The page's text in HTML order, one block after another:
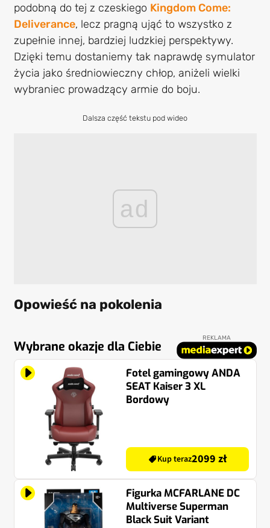
podobną do tej z czeskiego Kingdom Come:
Deliverance, lecz pragną ująć to wszystko z
zupełnie innej, bardziej ludzkiej perspektywy.
Dzięki temu dostaniemy tak naprawdę symulator
życia jako średniowieczny chłop, aniżeli wielki
wybraniec prowadzący armie do boju.
Dalsza część tekstu pod wideo
ad
Opowieść na pokolenia
Wybrane okazje dla Ciebie
REKLAMA
Fotel gamingowy ANDA
SEAT Kaiser 3 XL
Bordowy
Kup teraz2099 zł
Figurka MCFARLANE DC
Multiverse Superman
Black Suit Variant